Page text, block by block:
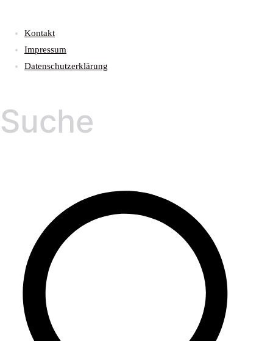
Kontakt
Impressum
Datenschutzerklärung
Suche